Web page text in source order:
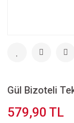
Gül Bizoteli
579,90 TL